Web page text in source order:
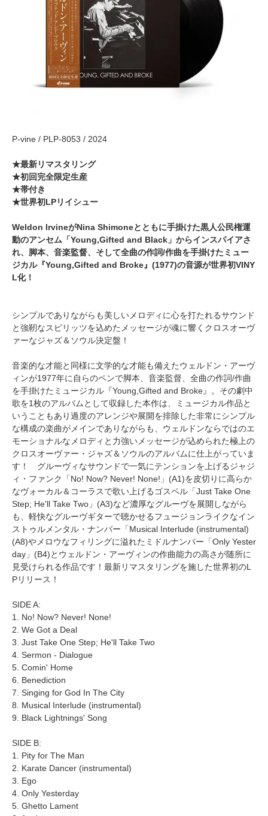
P-vine / PLP-8053 / 2024
★最新リマスタリング
★初回完全限定生産
★帯付き
★世界初LPリイシュー
Weldon IrvineがNina Shimoneとともに手掛けた黒人公民権運
動のアンセム「Young,Gifted and Black」からインスパイアさ
れ、脚本、音楽監督、そして全曲の作詞/作曲を手掛けたミュー
ジカル『Young,Gifted and Broke』(1977)の音源が世界初VINY
L化！
シンプルでありながらも美しいメロディに心を打たれるサウンド
と強靭なスピリッツを込めたメッセージが魂に響くクロスオーヴ
ァーなジャズ＆ソウル決定盤！
音楽的な才能と同様に文学的な才能も備えたウェルドン・アーヴ
ィンが1977年に自らのペンで脚本、音楽監督、全曲の作詞/作曲
を手掛けたミュージカル『Young,Gifted and Broke』。その劇中
歌を1枚のアルバムとして収録した本作は、ミュージカル作品と
いうこともあり過度のアレンジや展開を排除した非常にシンプル
な構成の楽曲がメインでありながらも、ウェルドンならではのエ
モーショナルなメロディと力強いメッセージが込められた極上の
クロスオーヴァー・ジャズ＆ソウルのアルバムに仕上がっていま
す！ グルーヴィなサウンドで一気にテンションを上げるジャジ
ィ・ファンク「No! Now? Never! None!」(A1)を皮切りに高らか
なヴォーカル＆コーラスで歌い上げるゴスペル「Just Take One
Step; He'll Take Two」(A3)など濃厚なグルーヴを展開しながら
も、軽快なグルーヴギターで聴かせるフュージョンライクなイン
ストゥルメンタル・ナンバー「Musical Interlude (instrumental)
(A8)やメロウなフィリングに溢れたミドルナンバー「Only Yester
day」(B4)とウェルドン・アーヴィンの作曲能力の高さが随所に
見受けられる作品です！最新リマスタリングを施した世界初のL
Pリリース！
SIDE A:
1. No! Now? Never! None!
2. We Got a Deal
3. Just Take One Step; He'll Take Two
4. Sermon - Dialogue
5. Comin' Home
6. Benediction
7. Singing for God In The City
8. Musical Interlude (instrumental)
9. Black Lightnings' Song
SIDE B:
1. Pity for The Man
2. Karate Dancer (instrumental)
3. Ego
4. Only Yesterday
5. Ghetto Lament